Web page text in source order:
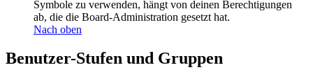
Symbole zu verwenden, hängt von deinen Berechtigungen
ab, die die Board-Administration gesetzt hat.
Nach oben
Benutzer-Stufen und Gruppen